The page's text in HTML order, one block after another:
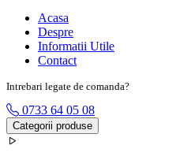
Acasa
Despre
Informatii Utile
Contact
Intrebari legate de comanda?
0733 64 05 08
Categorii produse